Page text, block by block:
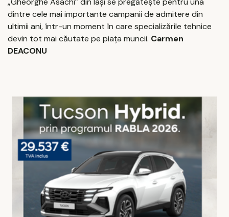
dintre cele mai importante campanii de admitere din
ultimii ani, într-un moment în care specializările tehnice
devin tot mai căutate pe piața muncii. Carmen
DEACONU